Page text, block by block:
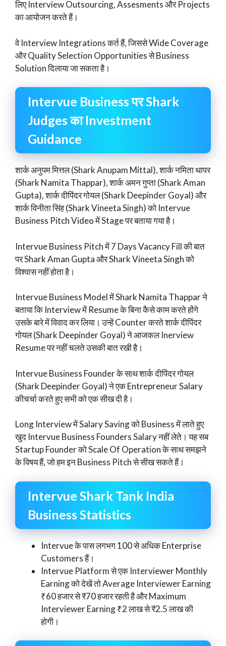
लिए Interview Outsourcing, Assesments और Projects
का आयोजन करते हैं।
वे Interview Integrations कर्त हैं, जिससे Wide Coverage
और Quality Selection Opportunities से Business
Solution दिलाया जा सकता है।
Intervue Business पर Shark
Judges का Investment
Guidance
शार्क अनुपम मित्तल (Shark Anupam Mittal), शार्क नमिता थापर
(Shark Namita Thappar), शार्क अमन गुप्ता (Shark Aman
Gupta), शार्क दीपिंदर गोयल (Shark Deepinder Goyal) और
शार्क विनीता सिंह (Shark Vineeta Singh) को Intervue
Business Pitch Video में Stage पर बताया गया है।
Intervue Business Pitch में 7 Days Vacancy Fill की बात
पर Shark Aman Gupta और Shark Vineeta Singh को
विश्वास नहीं होता है।
Intervue Business Model में Shark Namita Thappar ने
बताया कि Interview में Resume के बिना कैसे काम करते होंगे
उसके बारे में विवाद कर लिया। उन्हें Counter करते शार्क दीपिंदर
गोयल (Shark Deepinder Goyal) ने आजकल Inerview
Resume पर नहीं चलते उसकी बात रखी है।
Intervue Business Founder के साथ शार्क दीपिंदर गोयल
(Shark Deepinder Goyal) ने एक Entrepreneur Salary
कीचर्चा करते हुए सभी को एक सीख दी है।
Long Interview में Salary Saving को Business में लाते हुए
खुद Intervue Business Founders Salary नहीं लेते। यह सब
Startup Founder को Scale Of Operation के साथ समझने
के विषय हैं, जो हम इन Business Pitch से सीख सकते हैं।
Intervue Shark Tank India
Business Statistics
Intervue के पास लगभग 100 से अधिक Enterprise
Customers हैं।
Intervue Platform से एक Interviewer Monthly
Earning को देखें तो Average Interviewer Earning
₹60 हजार से ₹70 हजार रहती है और Maximum
Interviewer Earning ₹2 लाख से ₹2.5 लाख की
होगी।